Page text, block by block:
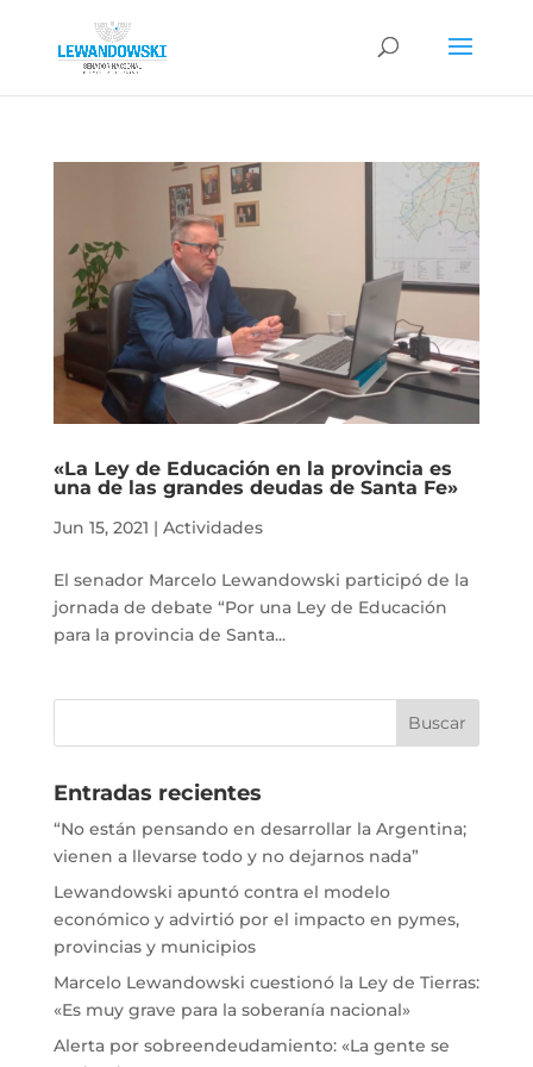
«La Ley de Educación en la provincia es
una de las grandes deudas de Santa Fe»
Jun 15, 2021 | Actividades
El senador Marcelo Lewandowski participó de la
jornada de debate “Por una Ley de Educación
para la provincia de Santa...
Entradas recientes
“No están pensando en desarrollar la Argentina;
vienen a llevarse todo y no dejarnos nada”
Lewandowski apuntó contra el modelo
económico y advirtió por el impacto en pymes,
provincias y municipios
Marcelo Lewandowski cuestionó la Ley de Tierras:
«Es muy grave para la soberanía nacional»
Alerta por sobreendeudamiento: «La gente se